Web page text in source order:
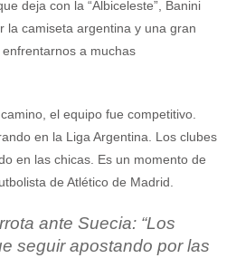
deja con la “Albiceleste”, Banini
la camiseta argentina y una gran
a muchas
el equipo fue competitivo.
en la Liga Argentina. Los clubes
en las chicas. Es un momento de
de Atlético de Madrid.
ante Suecia: “Los
seguir apostando por las